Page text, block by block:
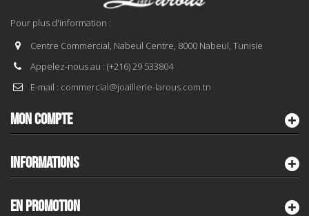
Pour plus d'information :
Centre Commercial, Nabeul Centre, 8000 Nabeul, Tunisie
Appelez-nous au : (+216) 29 533804
E-mail : commercial@joaillerie-larous.com.tn
MON COMPTE
INFORMATIONS
EN PROMOTION